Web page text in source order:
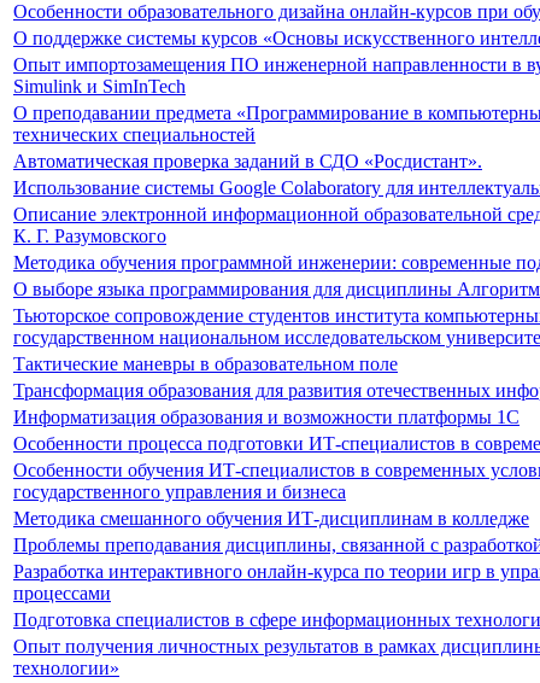
Особенности образовательного дизайна онлайн-курсов при
О поддержке системы курсов «Основы искусственного
Опыт импортозамещения ПО инженерной направленности в
Simulink и SimInTech
О преподавании предмета «Программирование в
технических специальностей
Автоматическая проверка заданий в СДО «Росдистант».
Использование системы Google Colaboratory для
Описание электронной информационной образовательной
К. Г. Разумовского
Методика обучения программной инженерии: современные
О выборе языка программирования для дисциплины
Тьюторское сопровождение студентов института
государственном национальном исследовательском
Тактические маневры в образовательном поле
Трансформация образования для развития отечественных
Информатизация образования и возможности платформы 1С
Особенности процесса подготовки ИТ-специалистов в
Особенности обучения ИТ-специалистов в современных
государственного управления и бизнеса
Методика смешанного обучения ИТ-дисциплинам в колледже
Проблемы преподавания дисциплины, связанной с
Разработка интерактивного онлайн-курса по теории игр в
процессами
Подготовка специалистов в сфере информационных
Опыт получения личностных результатов в рамках
технологии»